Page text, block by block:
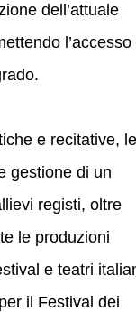
dell’attuale
l’accesso
e recitative, le
gestione di un
registi, oltre
le produzioni
e teatri
il Festival dei